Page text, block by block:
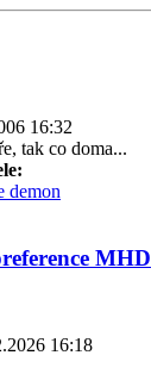
16:32
tak co doma...
demon
MHD
16:18